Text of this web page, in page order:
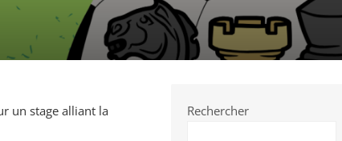
un stage alliant la
Rechercher